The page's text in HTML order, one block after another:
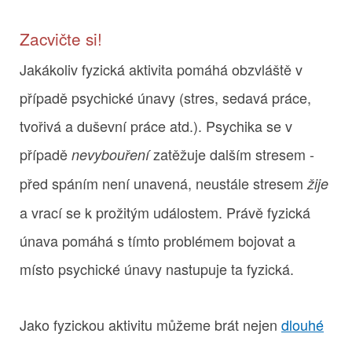
Zacvičte si!
Jakákoliv fyzická aktivita pomáhá obzvláště v
případě psychické únavy (stres, sedavá práce,
tvořivá a duševní práce atd.). Psychika se v
případě nevybouřenízatěžuje dalším stresem -
před spáním není unavená, neustále stresem žije
a vrací se k prožitým událostem. Právě fyzická
únava pomáhá s tímto problémem bojovat a
místo psychické únavy nastupuje ta fyzická.
Jako fyzickou aktivitu můžeme brát nejen dlouhé